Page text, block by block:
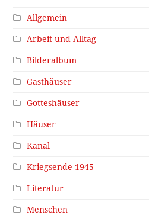
Allgemein
Arbeit und Alltag
Bilderalbum
Gasthäuser
Gotteshäuser
Häuser
Kanal
Kriegsende 1945
Literatur
Menschen